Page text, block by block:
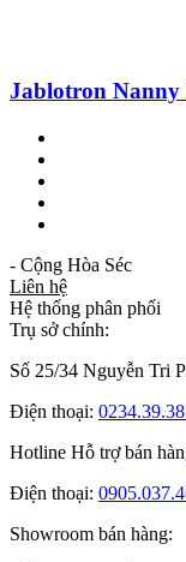
Jablotron Nanny
- Cộng Hòa Séc
Liên hệ
Hệ thống phân phối
Trụ sở chính:
Số 25/34 Nguyễn Tri
Điện thoại:
Hotline Hỗ trợ bán
Điện thoại:
Showroom bán hàng: